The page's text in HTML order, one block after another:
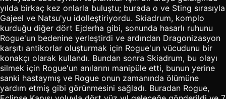
yılda birkaç kez onlarla buluştu; burada o ve Sting sırasıyla
Gajeel ve Natsu'yu idolleştiriyordu. Skiadrum, komplo
kurduğu diğer dört Ejderha gibi, sonunda hasarlı ruhunu
Rogue'un bedenine yerleştirdi ve ardından Dragonizasyon
karşıtı antikorlar oluşturmak için Rogue'un vücudunu bir
konakçı olarak kullandı. Bundan sonra Skiadrum, bu olayı
silmek için Rogue'un anılarını manipüle etti, bunun yerine
sanki hastaymış ve Rogue onun zamanında ölümüne
yardım etmiş gibi görünmesini sağladı. Buradan Rogue,